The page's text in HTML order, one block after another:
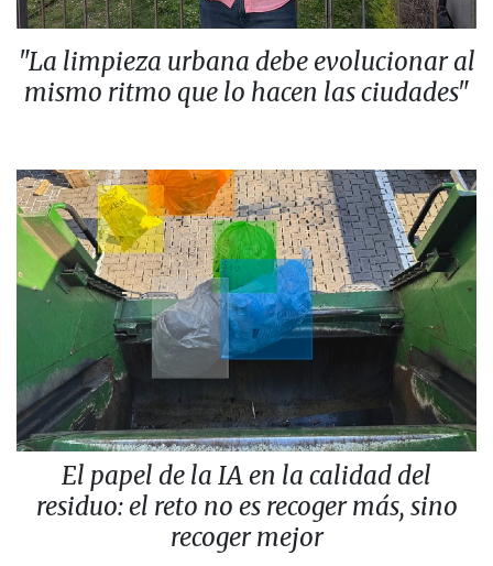
"La limpieza urbana debe evolucionar al
mismo ritmo que lo hacen las ciudades"
El papel de la IA en la calidad del
residuo: el reto no es recoger más, sino
recoger mejor